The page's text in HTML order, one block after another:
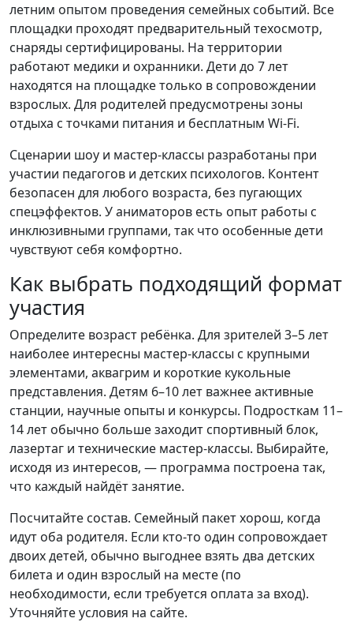
летним опытом проведения семейных событий. Все
площадки проходят предварительный техосмотр,
снаряды сертифицированы. На территории
работают медики и охранники. Дети до 7 лет
находятся на площадке только в сопровождении
взрослых. Для родителей предусмотрены зоны
отдыха с точками питания и бесплатным Wi-Fi.
Сценарии шоу и мастер-классы разработаны при
участии педагогов и детских психологов. Контент
безопасен для любого возраста, без пугающих
спецэффектов. У аниматоров есть опыт работы с
инклюзивными группами, так что особенные дети
чувствуют себя комфортно.
Как выбрать подходящий формат
участия
Определите возраст ребёнка. Для зрителей 3–5 лет
наиболее интересны мастер-классы с крупными
элементами, аквагрим и короткие кукольные
представления. Детям 6–10 лет важнее активные
станции, научные опыты и конкурсы. Подросткам 11–
14 лет обычно больше заходит спортивный блок,
лазертаг и технические мастер-классы. Выбирайте,
исходя из интересов, — программа построена так,
что каждый найдёт занятие.
Посчитайте состав. Семейный пакет хорош, когда
идут оба родителя. Если кто-то один сопровождает
двоих детей, обычно выгоднее взять два детских
билета и один взрослый на месте (по
необходимости, если требуется оплата за вход).
Уточняйте условия на сайте.